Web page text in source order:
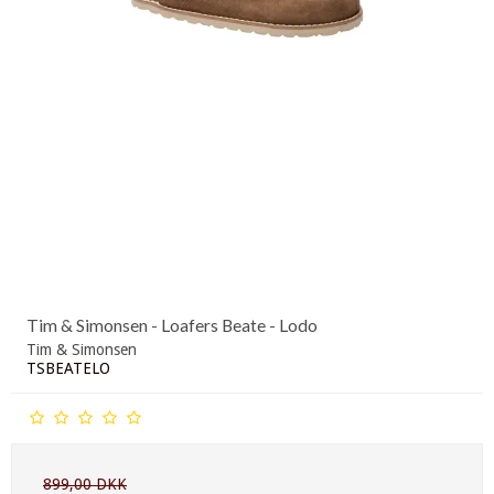
Tim & Simonsen - Loafers Beate - Lodo
Tim & Simonsen
TSBEATELO
899,00 DKK